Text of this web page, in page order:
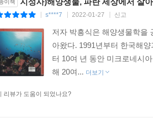
이책 지성사)해양생물, 파란 세상에서 살
s****7 2022-01-27 신고
저자 박흥식은 해양생물학을
아왔다. 1991년부터 한국해
터 10여 년 동안 미크로네시
해 20여... 더보기
리뷰가 도움이 되었나요?